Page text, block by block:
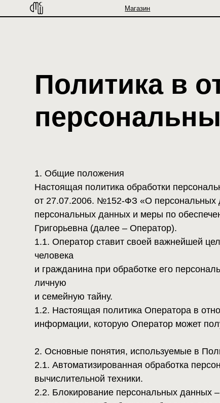
Магазин
от 27.07.2006. №152-ФЗ «О персональных
персональных данных и меры по обеспечению
Григорьевна (далее – Оператор).
1.1. Оператор ставит своей важнейшей целью
человека
и гражданина при обработке его
личную
1.2. Настоящая политика Оператора в
информации, которую Оператор может получить
2. Основные понятия, используемые в Политике
2.1. Автоматизированная обработка
2.2. Блокирование персональных данных –
случаев, если обработка необходима для
2.3. Веб-сайт – совокупность графических и
. Информационная система персональных
Политика в
персональных